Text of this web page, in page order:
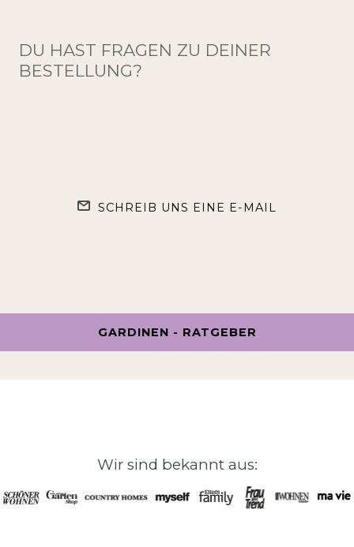
DU HAST FRAGEN ZU DEINER
BESTELLUNG?
SCHREIB UNS EINE E-MAIL
GARDINEN - RATGEBER
Wir sind bekannt aus: